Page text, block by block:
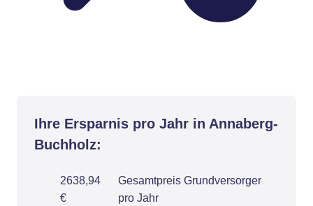
Ihre Ersparnis pro Jahr in Annaberg-
Buchholz:
2638,94
€
Gesamtpreis Grundversorger
pro Jahr